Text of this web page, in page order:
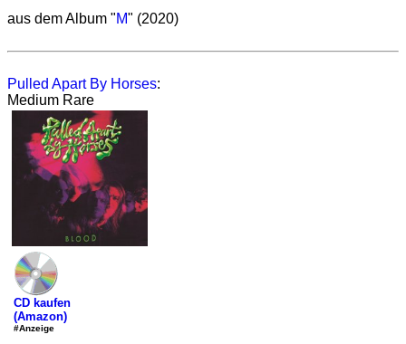
aus dem Album "M" (2020)
Pulled Apart By Horses:
Medium Rare
CD kaufen
(Amazon)
#Anzeige